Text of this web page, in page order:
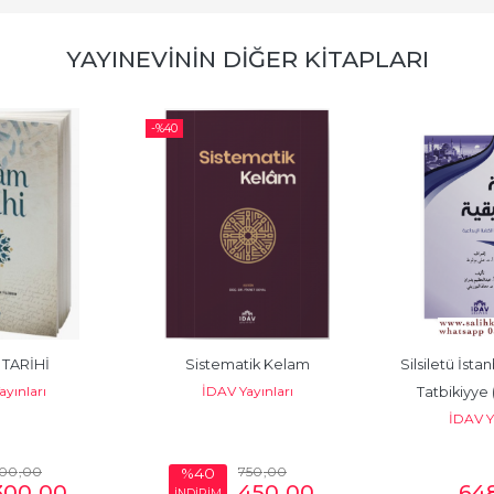
YAYINEVININ DIĞER KITAPLARI
,00
-%40
Sistematik Kelam
İDAV Yayınları
%40 750,00
Silsiletü
Tatbikiyye
İDAV